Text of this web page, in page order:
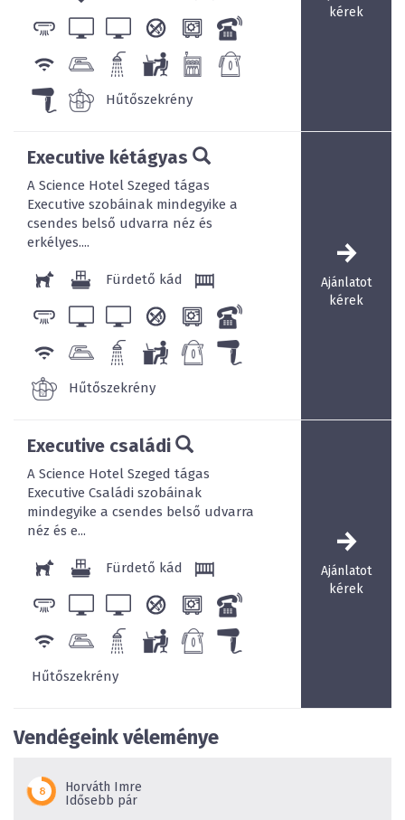
Hűtőszekrény
kérek
Executive kétágyas
A Science Hotel Szeged tágas
Executive szobáinak mindegyike a
csendes belső udvarra néz és
erkélyes....
Fürdető kád
Hűtőszekrény
Ajánlatot
kérek
Executive családi
A Science Hotel Szeged tágas
Executive Családi szobáinak
mindegyike a csendes belső udvarra
néz és e...
Fürdető kád
Hűtőszekrény
Ajánlatot
kérek
Vendégeink véleménye
Horváth Imre
Idősebb pár